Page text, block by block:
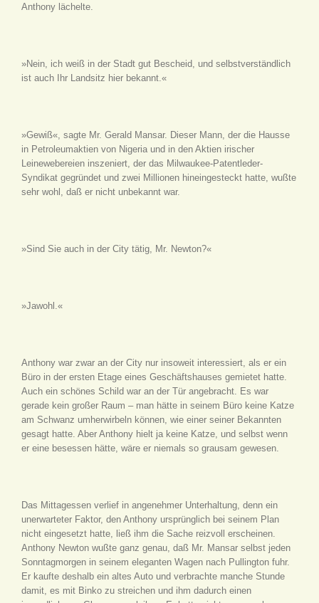
Anthony lächelte.
»Nein, ich weiß in der Stadt gut Bescheid, und selbstverständlich
ist auch Ihr Landsitz hier bekannt.«
»Gewiß«, sagte Mr. Gerald Mansar. Dieser Mann, der die Hausse
in Petroleumaktien von Nigeria und in den Aktien irischer
Leinewebereien inszeniert, der das Milwaukee-Patentleder-
Syndikat gegründet und zwei Millionen hineingesteckt hatte, wußte
sehr wohl, daß er nicht unbekannt war.
»Sind Sie auch in der City tätig, Mr. Newton?«
»Jawohl.«
Anthony war zwar an der City nur insoweit interessiert, als er ein
Büro in der ersten Etage eines Geschäftshauses gemietet hatte.
Auch ein schönes Schild war an der Tür angebracht. Es war
gerade kein großer Raum – man hätte in seinem Büro keine Katze
am Schwanz umherwirbeln können, wie einer seiner Bekannten
gesagt hatte. Aber Anthony hielt ja keine Katze, und selbst wenn
er eine besessen hätte, wäre er niemals so grausam gewesen.
Das Mittagessen verlief in angenehmer Unterhaltung, denn ein
unerwarteter Faktor, den Anthony ursprünglich bei seinem Plan
nicht eingesetzt hatte, ließ ihm die Sache reizvoll erscheinen.
Anthony Newton wußte ganz genau, daß Mr. Mansar selbst jeden
Sonntagmorgen in seinem eleganten Wagen nach Pullington fuhr.
Er kaufte deshalb ein altes Auto und verbrachte manche Stunde
damit, es mit Binko zu streichen und ihm dadurch einen